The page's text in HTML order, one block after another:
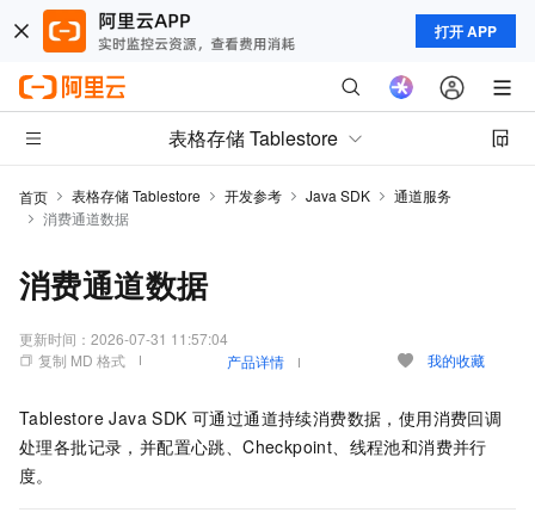
打开 APP
表格存储 Tablestore
首页 表格存储 Tablestore 开发参考 Java SDK
通道服务
消费通道数据
消费通道数据
更新时间： 2026-07-31 11:57:04
复制 MD 格式
产品详情 我的收藏
Tablestore Java SDK 可通过通道持续消费数据，使用消费回调
处理各批记录，并配置心跳、Checkpoint、线程池和消费并行
度。